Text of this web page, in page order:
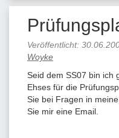
Veröffentlicht:
Woyke
Seid dem SS07 bin ich
Ehses für die
Sie bei Fragen in
Sie mir eine Email.